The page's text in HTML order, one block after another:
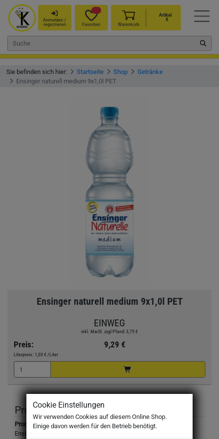
Anmelden /
registrieren
Favoriten Warenkorb
Artikel
€
Sie befinden sich hier: Startseite Shop
Getränke
Ensinger naturell medium 9x1,0l PET
Ensinger naturell medium 9x1,0l PET
EINWEG
inkl. MwSt. zzgl Pfand: 3,75 €
Preis: 9,29 €
Literpreis: 1,03 € /Liter
Produktbeschreibung
Produktbezeichnung:
Ensinger Naturelle medium, mit wenig Kohlensäure
Cookie Einstellungen
Wir verwenden Cookies auf diesem Online Shop.
Einige davon werden für den Betrieb benötigt.